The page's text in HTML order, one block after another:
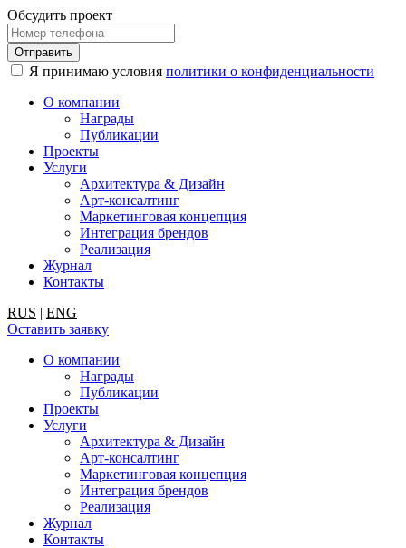
Обсудить проект
Я принимаю условия политики о конфиденциальности
О компании
Награды
Публикации
Проекты
Услуги
Архитектура & Дизайн
Арт-консалтинг
Маркетинговая концепция
Интеграция брендов
Реализация
Журнал
Контакты
RUS | ENG
Оставить заявку
О компании
Награды
Публикации
Проекты
Услуги
Архитектура & Дизайн
Арт-консалтинг
Маркетинговая концепция
Интеграция брендов
Реализация
Журнал
Контакты